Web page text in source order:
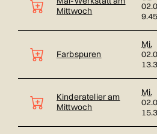
Mittwoch
Farbspuren
Mi.
Kinderatelier am
Mittwoch
Mi.